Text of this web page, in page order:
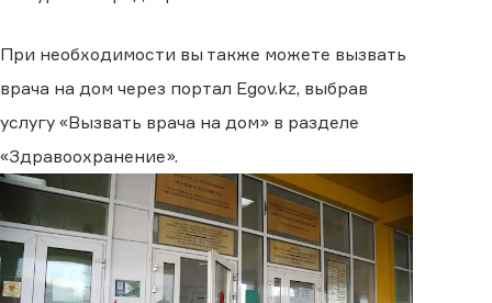
При необходимости вы также можете вызвать
врача на дом через портал Egov.kz, выбрав
услугу «Вызвать врача на дом» в разделе
«Здравоохранение».